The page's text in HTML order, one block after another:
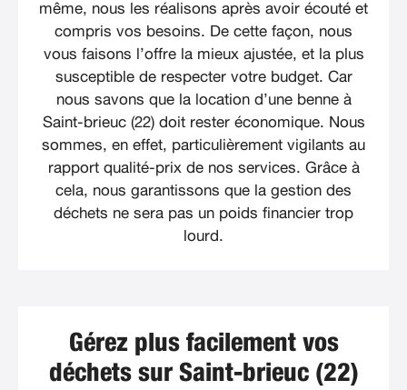
même, nous les réalisons après avoir écouté et
compris vos besoins. De cette façon, nous
vous faisons l’offre la mieux ajustée, et la plus
susceptible de respecter votre budget. Car
nous savons que la location d’une benne à
Saint-brieuc (22) doit rester économique. Nous
sommes, en effet, particulièrement vigilants au
rapport qualité-prix de nos services. Grâce à
cela, nous garantissons que la gestion des
déchets ne sera pas un poids financier trop
lourd.
Gérez plus facilement vos
déchets sur Saint-brieuc (22)